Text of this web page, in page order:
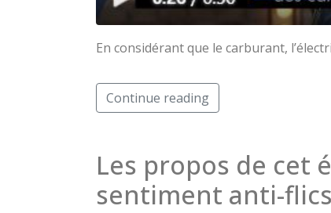
En considérant que le carburant,
Continue reading
Les propos de cet
sentiment anti-flics